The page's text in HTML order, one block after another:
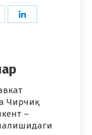
Share
Чирчиқ
–